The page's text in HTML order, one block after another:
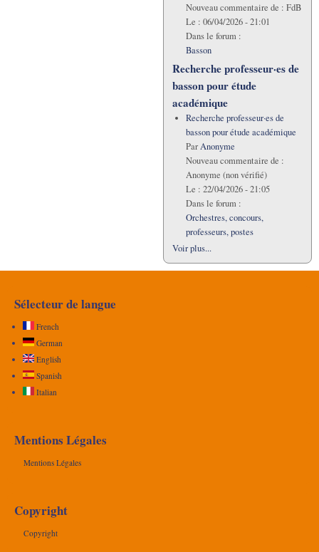
Nouveau commentaire de : FdB
Le : 06/04/2026 - 21:01
Dans le forum :
Basson
Recherche professeur·es de
basson pour étude
académique
Recherche professeur·es de
basson pour étude académique
ParAnonyme
Nouveau commentaire de :
Anonyme (non vérifié)
Le : 22/04/2026 - 21:05
Dans le forum :
Orchestres, concours,
professeurs, postes
Voir plus...
Sélecteur de langue
French
German
English
Spanish
Italian
Mentions Légales
Mentions Légales
Copyright
Copyright